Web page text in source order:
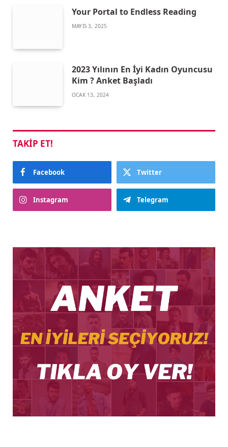
Your Portal to Endless Reading
MAYIS 3, 2025
2023 Yılının En İyi Kadın Oyuncusu
Kim ? Anket Başladı
OCAK 13, 2024
TAKIP ET!
Facebook Twitter
Instagram Telegram